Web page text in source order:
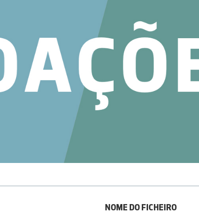
NOME DO FICHEIRO